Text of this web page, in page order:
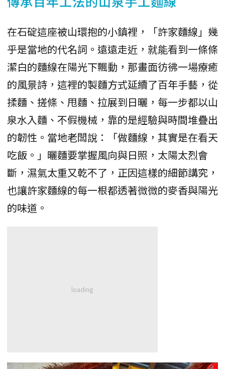
在石碇這座被山環抱的小鎮裡，「許家麵線」幾
乎是當地的代名詞。遠遠走近，就能看到一條條
潔白的麵線在陽光下飄動，那畫面彷彿一場療癒
的風景詩，這裡的製麵方式延續了百年手藝，從
揉麵、搓條、甩麵、拉展到日曬，每一步都以山
泉水入麵、不假機械，靠的是經驗與時間堆疊出
的韌性。當地老闆說：「做麵線，其實是在看天
吃飯。」曬麵要掌握風向與日照，太陽太烈會
斷，濕氣太重又乾不了，正因這樣的細節講究，
也讓許家麵線的每一根都透著微微的麥香與陽光
的味道。